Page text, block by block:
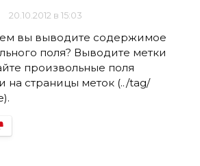
20.10.2012 в 15:03
вы выводите содержимое
поля? Выводите метки
произвольные поля
на страницы меток (../tag/